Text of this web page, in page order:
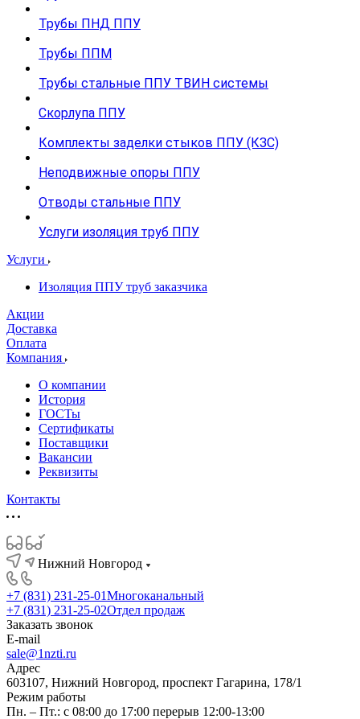
Трубы ПНД ППУ
Трубы ППМ
Трубы стальные ППУ ТВИН системы
Скорлупа ППУ
Комплекты заделки стыков ППУ (КЗС)
Неподвижные опоры ППУ
Отводы стальные ППУ
Услуги изоляция труб ППУ
Услуги
Изоляция ППУ труб заказчика
Акции
Доставка
Оплата
Компания
О компании
История
ГОСТы
Сертификаты
Поставщики
Вакансии
Реквизиты
Контакты
Нижний Новгород
+7 (831) 231-25-01Многоканальный
+7 (831) 231-25-02Отдел продаж
Заказать звонок
E-mail
sale@1nzti.ru
Адрес
603107, Нижний Новгород, проспект Гагарина, 178/1
Режим работы
Пн. – Пт.: с 08:00 до 17:00 перерыв 12:00-13:00